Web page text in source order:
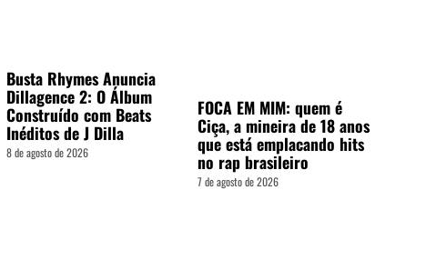
Busta Rhymes Anuncia
Dillagence 2: O Álbum
Construído com Beats
Inéditos de J Dilla
8 de agosto de 2026
FOCA EM MIM: quem é
Ciça, a mineira de 18 anos
que está emplacando hits
no rap brasileiro
7 de agosto de 2026